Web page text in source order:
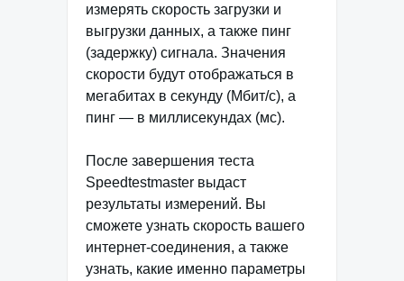
измерять скорость загрузки и
выгрузки данных, а также пинг
(задержку) сигнала. Значения
скорости будут отображаться в
мегабитах в секунду (Мбит/с), а
пинг — в миллисекундах (мс).
После завершения теста
Speedtestmaster выдаст
результаты измерений. Вы
сможете узнать скорость вашего
интернет-соединения, а также
узнать, какие именно параметры